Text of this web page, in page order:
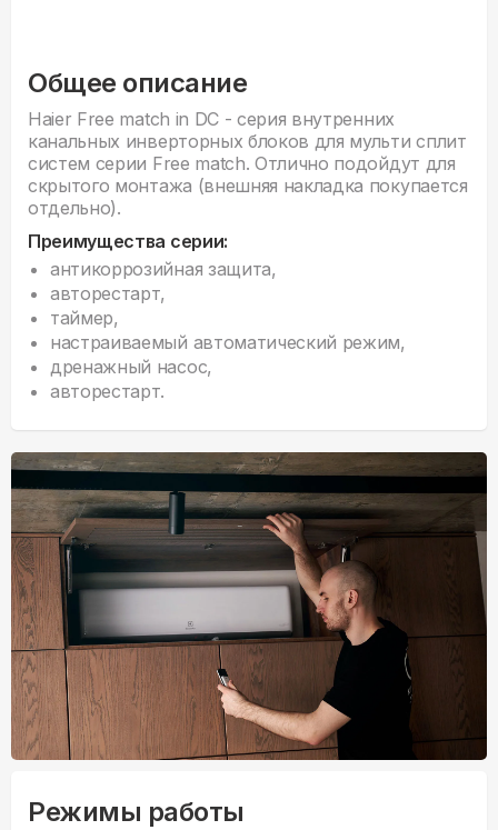
Общее описание
Haier Free match in DC - серия внутренних
канальных инверторных блоков для мульти сплит
систем серии Free match. Отлично подойдут для
скрытого монтажа (внешняя накладка покупается
отдельно).
Преимущества серии:
антикоррозийная защита,
авторестарт,
таймер,
настраиваемый автоматический режим,
дренажный насос,
авторестарт.
Режимы работы